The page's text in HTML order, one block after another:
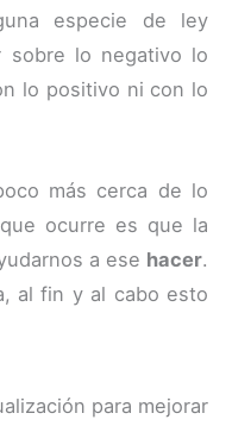
especie de ley
sobre lo negativo lo
lo positivo ni con lo
más cerca de lo
ocurre es que la
a ese hacer.
al fin y al cabo esto
para mejorar